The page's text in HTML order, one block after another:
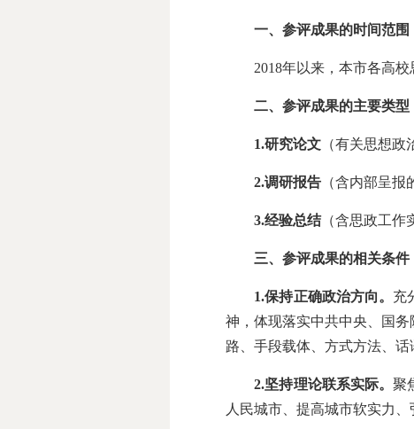
一、参评成果的时间范围
2018年以来，本市各高校
二、参评成果的主要类型
1.研究论文（有关思想政
2.调研报告（含内部呈报
3.经验总结（含思政工作
三、参评成果的相关条件
1.保持正确政治方向。 充
神，体现落实中共中央、国
路、手段载体、方式方法、话
2.坚持理论联系实际。聚
人民城市、提高城市软实力